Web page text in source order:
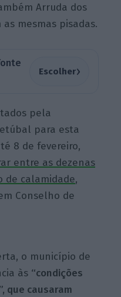
Arruda dos
mesmas pisadas.
Escolher›
pela
para esta
8 de fevereiro,
entre as dezenas
de calamidade,
Conselho de
o município de
às “condições
que causaram